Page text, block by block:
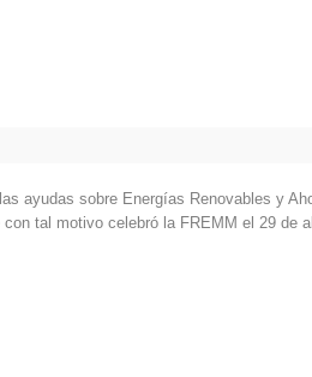
ayudas sobre Energías Renovables y
tal motivo celebró la FREMM el 29 de